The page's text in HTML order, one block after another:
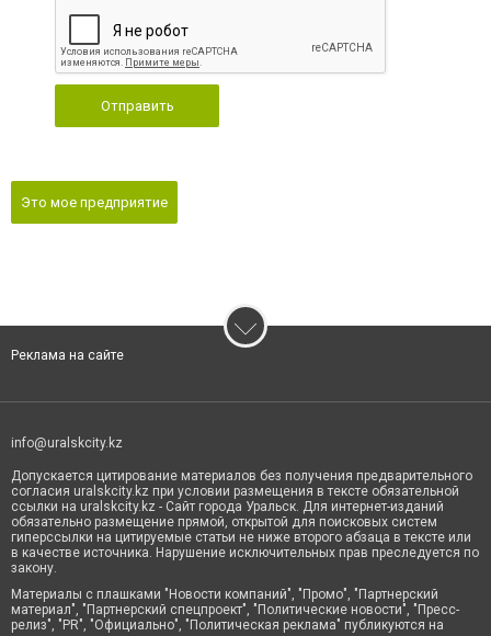
Отправить
Это мое предприятие
Реклама на сайте
info@uralskcity.kz
Допускается цитирование материалов без получения предварительного
согласия uralskcity.kz при условии размещения в тексте обязательной
ссылки на uralskcity.kz - Сайт города Уральск. Для интернет-изданий
обязательно размещение прямой, открытой для поисковых систем
гиперссылки на цитируемые статьи не ниже второго абзаца в тексте или
в качестве источника. Нарушение исключительных прав преследуется по
закону.
Материалы с плашками "Новости компаний", "Промо", "Партнерский
материал", "Партнерский спецпроект", "Политические новости", "Пресс-
релиз", "PR", "Официально", "Политическая реклама" публикуются на